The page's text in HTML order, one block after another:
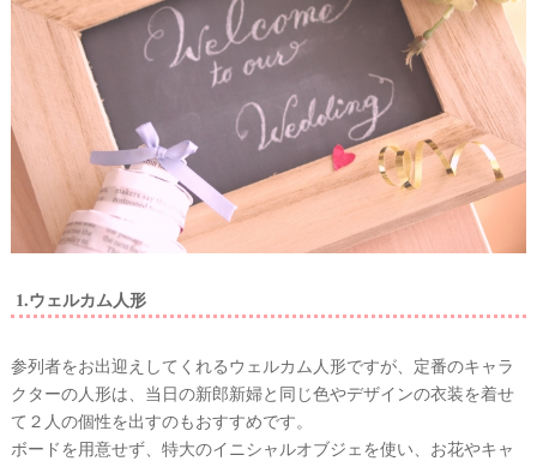
1.ウェルカム人形
参列者をお出迎えしてくれるウェルカム人形ですが、定番のキャラ
クターの人形は、当日の新郎新婦と同じ色やデザインの衣装を着せ
て２人の個性を出すのもおすすめです。
ボードを用意せず、特大のイニシャルオブジェを使い、お花やキャ